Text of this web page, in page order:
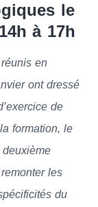
le
à 17h
en
ont dressé
de
formation, le
les
du